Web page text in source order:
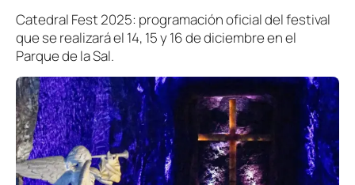
Catedral Fest 2025: programación oficial del festival
que se realizará el 14, 15 y 16 de diciembre en el
Parque de la Sal.